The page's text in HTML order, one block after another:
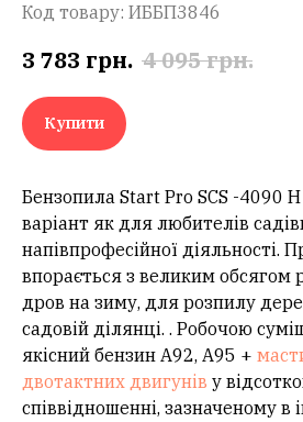
Код товару: ИББП3846
3 783 грн. 4 095грн.
Купити
Бензопила Start Pro SCS -4090
варіант як для любителів
напівпрофесійної діяльності.
впорається з великим обсягом
дров на зиму, для розпилу
садовій ділянці. . Робочою
якісний бензин А92, А95 +
двотактних двигунів у
співвідношенні, зазначеному в